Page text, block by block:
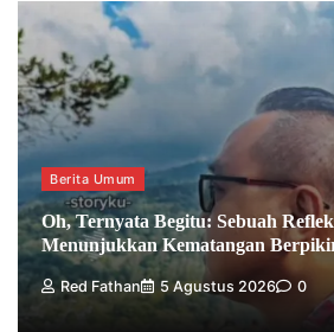
Berita Umum
Oh, Ternyata Begitu: Sebuah
Menunjukkan Kematangan
Red Fathan 5 Agustus 2026 0